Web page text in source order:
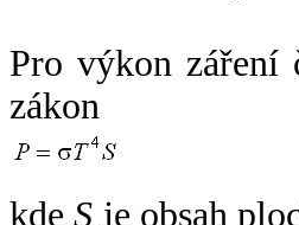
Pro výkon záření
zákon
kdeS je obsah